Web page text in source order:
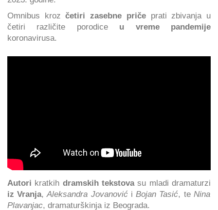
Omnibus krozčetiri zasebne pričeprati zbivanja u
četiri različite porodice u vreme pandemije
koronavirusa.
Autori kratkih dramskih tekstovasu mladi dramaturzi
iz Vranja,Aleksandra Jovanović i Bojan Tasić, te Nina
Plavanjac, dramaturškinja iz Beograda.